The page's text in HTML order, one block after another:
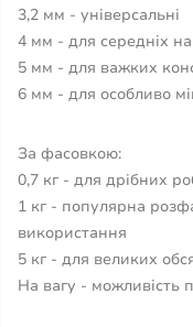
3,2 мм - універсальні
4 мм - для середніх
5 мм - для важких
6 мм - для особливо
За фасовкою:
0,7 кг - для дрібних
1 кг - популярна
використання
5 кг - для великих
На вагу - можливість